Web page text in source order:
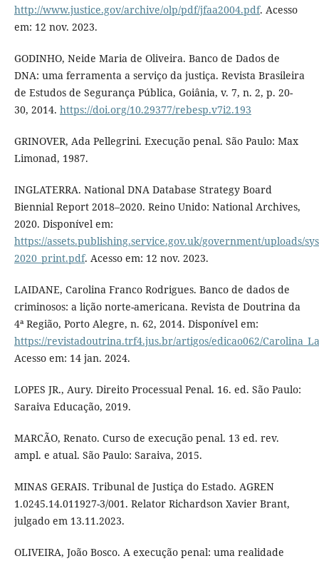
http://www.justice.gov/archive/olp/pdf/jfaa2004.pdf. Acesso
em: 12 nov. 2023.
GODINHO, Neide Maria de Oliveira. Banco de Dados de
DNA: uma ferramenta a serviço da justiça. Revista Brasileira
de Estudos de Segurança Pública, Goiânia, v. 7, n. 2, p. 20-
30, 2014. https://doi.org/10.29377/rebesp.v7i2.193
GRINOVER, Ada Pellegrini. Execução penal. São Paulo: Max
Limonad, 1987.
INGLATERRA. National DNA Database Strategy Board
Biennial Report 2018–2020. Reino Unido: National Archives,
2020. Disponível em:
https://assets.publishing.service.gov.uk/government/uploads/
2020_print.pdf. Acesso em: 12 nov. 2023.
LAIDANE, Carolina Franco Rodrigues. Banco de dados de
criminosos: a lição norte-americana. Revista de Doutrina da
4ª Região, Porto Alegre, n. 62, 2014. Disponível em:
https://revistadoutrina.trf4.jus.br/artigos/edicao062/
Acesso em: 14 jan. 2024.
LOPES JR., Aury. Direito Processual Penal. 16. ed. São Paulo:
Saraiva Educação, 2019.
MARCÃO, Renato. Curso de execução penal. 13 ed. rev.
ampl. e atual. São Paulo: Saraiva, 2015.
MINAS GERAIS. Tribunal de Justiça do Estado. AGREN
1.0245.14.011927-3/001. Relator Richardson Xavier Brant,
julgado em 13.11.2023.
OLIVEIRA, João Bosco. A execução penal: uma realidade